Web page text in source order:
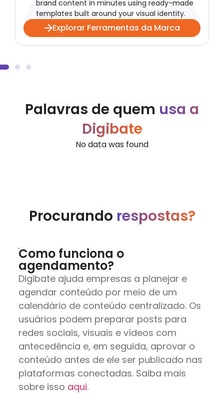
brand content in minutes using ready-made
templates built around your visual identity.
Explorar Ferramentas da Marca
Palavras de quem usa a
Digibate
No data was found
Procurando respostas?
Como funciona o
agendamento?
Digibate ajuda empresas a planejar e
agendar conteúdo por meio de um
calendário de conteúdo centralizado. Os
usuários podem preparar posts para
redes sociais, visuais e vídeos com
antecedência e, em seguida, aprovar o
conteúdo antes de ele ser publicado nas
plataformas conectadas. Saiba mais
sobre isso aqui.